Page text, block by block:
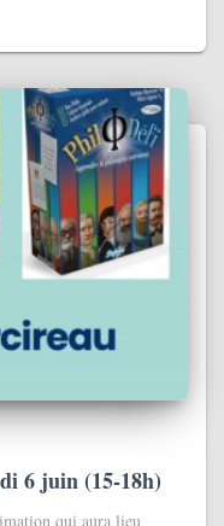
6 juin (15-18h)
qui aura lieu